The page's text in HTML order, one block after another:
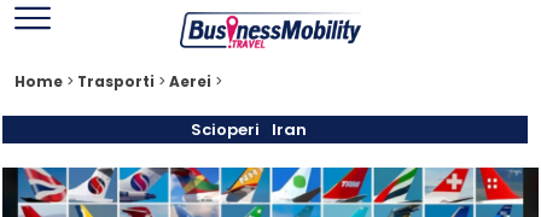
Home > Trasporti > Aerei >
Scioperi Iran